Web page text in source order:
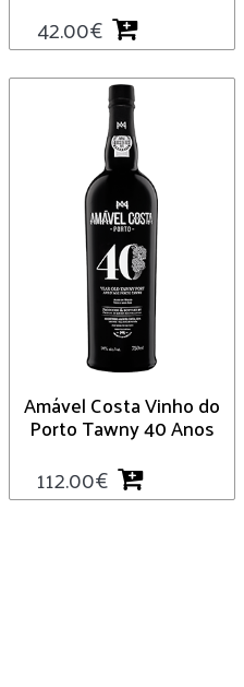
42.00€
Amável Costa Vinho do
Porto Tawny 40 Anos
112.00€